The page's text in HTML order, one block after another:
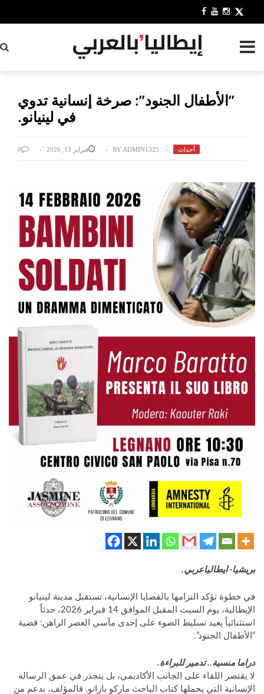
​”الأطفال الجنود”: صرخة إنسانية تدوي
في لينيانو.
أحداث BY ADMIN1325 فبراير 13, 2026 0
بريشيا- ايطالياعربي.
​في خطوة تؤكد التزامها بالقضايا الإنسانية، تستقبل مدينة لينيانو
الإيطالية، يوم السبت المقبل الموافق 14 فبراير 2026، حدثاً
استثنائياً يعيد تسليط الضوء على إحدى مآسي العصر الراهن: قضية
“الأطفال الجنود”.
​دراما منسية.. تدمير للبراءة.
لا يقتصر اللقاء على الجانب الأكاديمي، بل يتجذر في عمق الرسالة
الإنسانية التي يحملها كتاب الباحث ماركو باراتو. فالمؤلف، بدعم من